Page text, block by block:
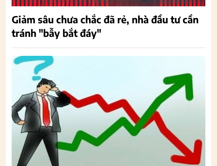
Giảm sâu chưa chắc đã rẻ, nhà đầu tư cần
tránh "bẫy bắt đáy"